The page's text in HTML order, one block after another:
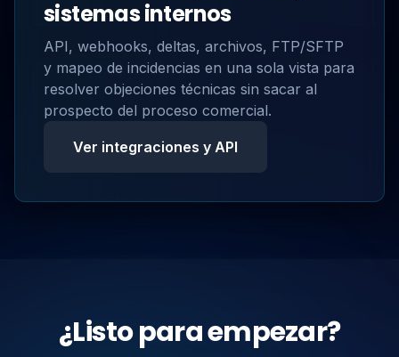
sistemas internos
API, webhooks, deltas, archivos, FTP/SFTP
y mapeo de incidencias en una sola vista para
resolver objeciones técnicas sin sacar al
prospecto del proceso comercial.
Ver integraciones y API
¿Listo para empezar?